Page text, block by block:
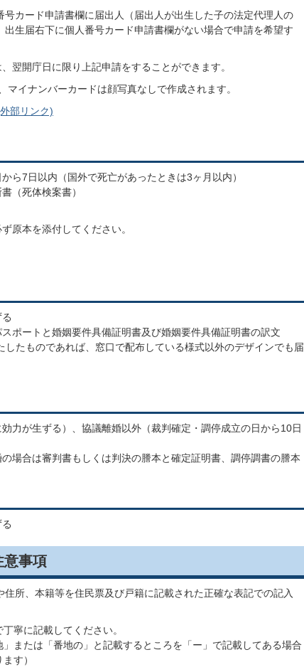
カード申請書欄に届出人（届出人が出生した子の法定代理人の
生届右下に個人番号カード申請書欄がない場合で申請を希望す
翌開庁日に限り上記申請をすることができます。
イナンバーカードは顔写真なしで作成されます。
部リンク)
ら7日以内（国外で死亡があったときは3ヶ月以内）
（死体検案書）
原本を添付してください。
ポートと婚姻要件具備証明書及び婚姻要件具備証明書の訳文
たものであれば、窓口で配布している様式以外のデザインでも届
力が生ずる）、協議離婚以外（裁判確定・調停成立の日から10日
場合は審判書もしくは判決の謄本と確定証明書、調停調書の謄本
意事項
所、本籍等を住民票及び戸籍に記載された正確な表記での記入
寧に記載してください。
」または「番地の」と記載するところを「ー」で記載してある場合
す）